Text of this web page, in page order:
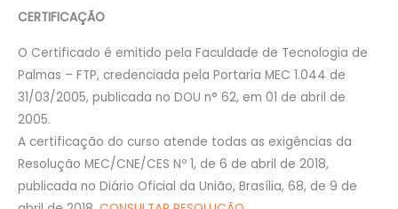
CERTIFICAÇÃO
O Certificado é emitido pela Faculdade de Tecnologia de
Palmas – FTP, credenciada pela Portaria MEC 1.044 de
31/03/2005, publicada no DOU n° 62, em 01 de abril de
2005.
A certificação do curso atende todas as exigências da
Resolução MEC/CNE/CES Nº 1, de 6 de abril de 2018,
publicada no Diário Oficial da União, Brasília, 68, de 9 de